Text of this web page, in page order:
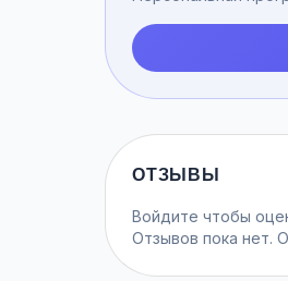
ОТЗЫВЫ
Войдите чтобы
Отзывов пока нет.